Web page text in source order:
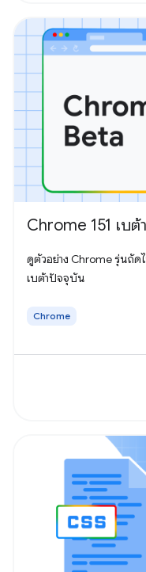
Chrome 151 เบต้า
ดูตัวอย่าง Chrome รุ่นถัด
เบต้าปัจจุบัน
Chrome